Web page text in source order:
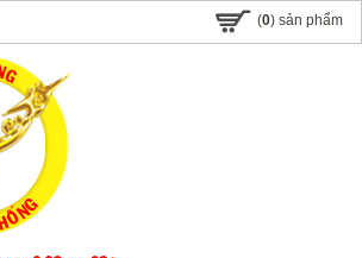
(0) sản phẩm